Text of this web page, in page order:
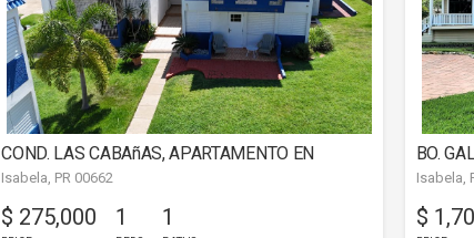
COND. LAS CABAñAS, APARTAMENTO EN
ISABELA
Isabela, PR 00662
$ 275,000 1 1
BO.
Isabela,
$